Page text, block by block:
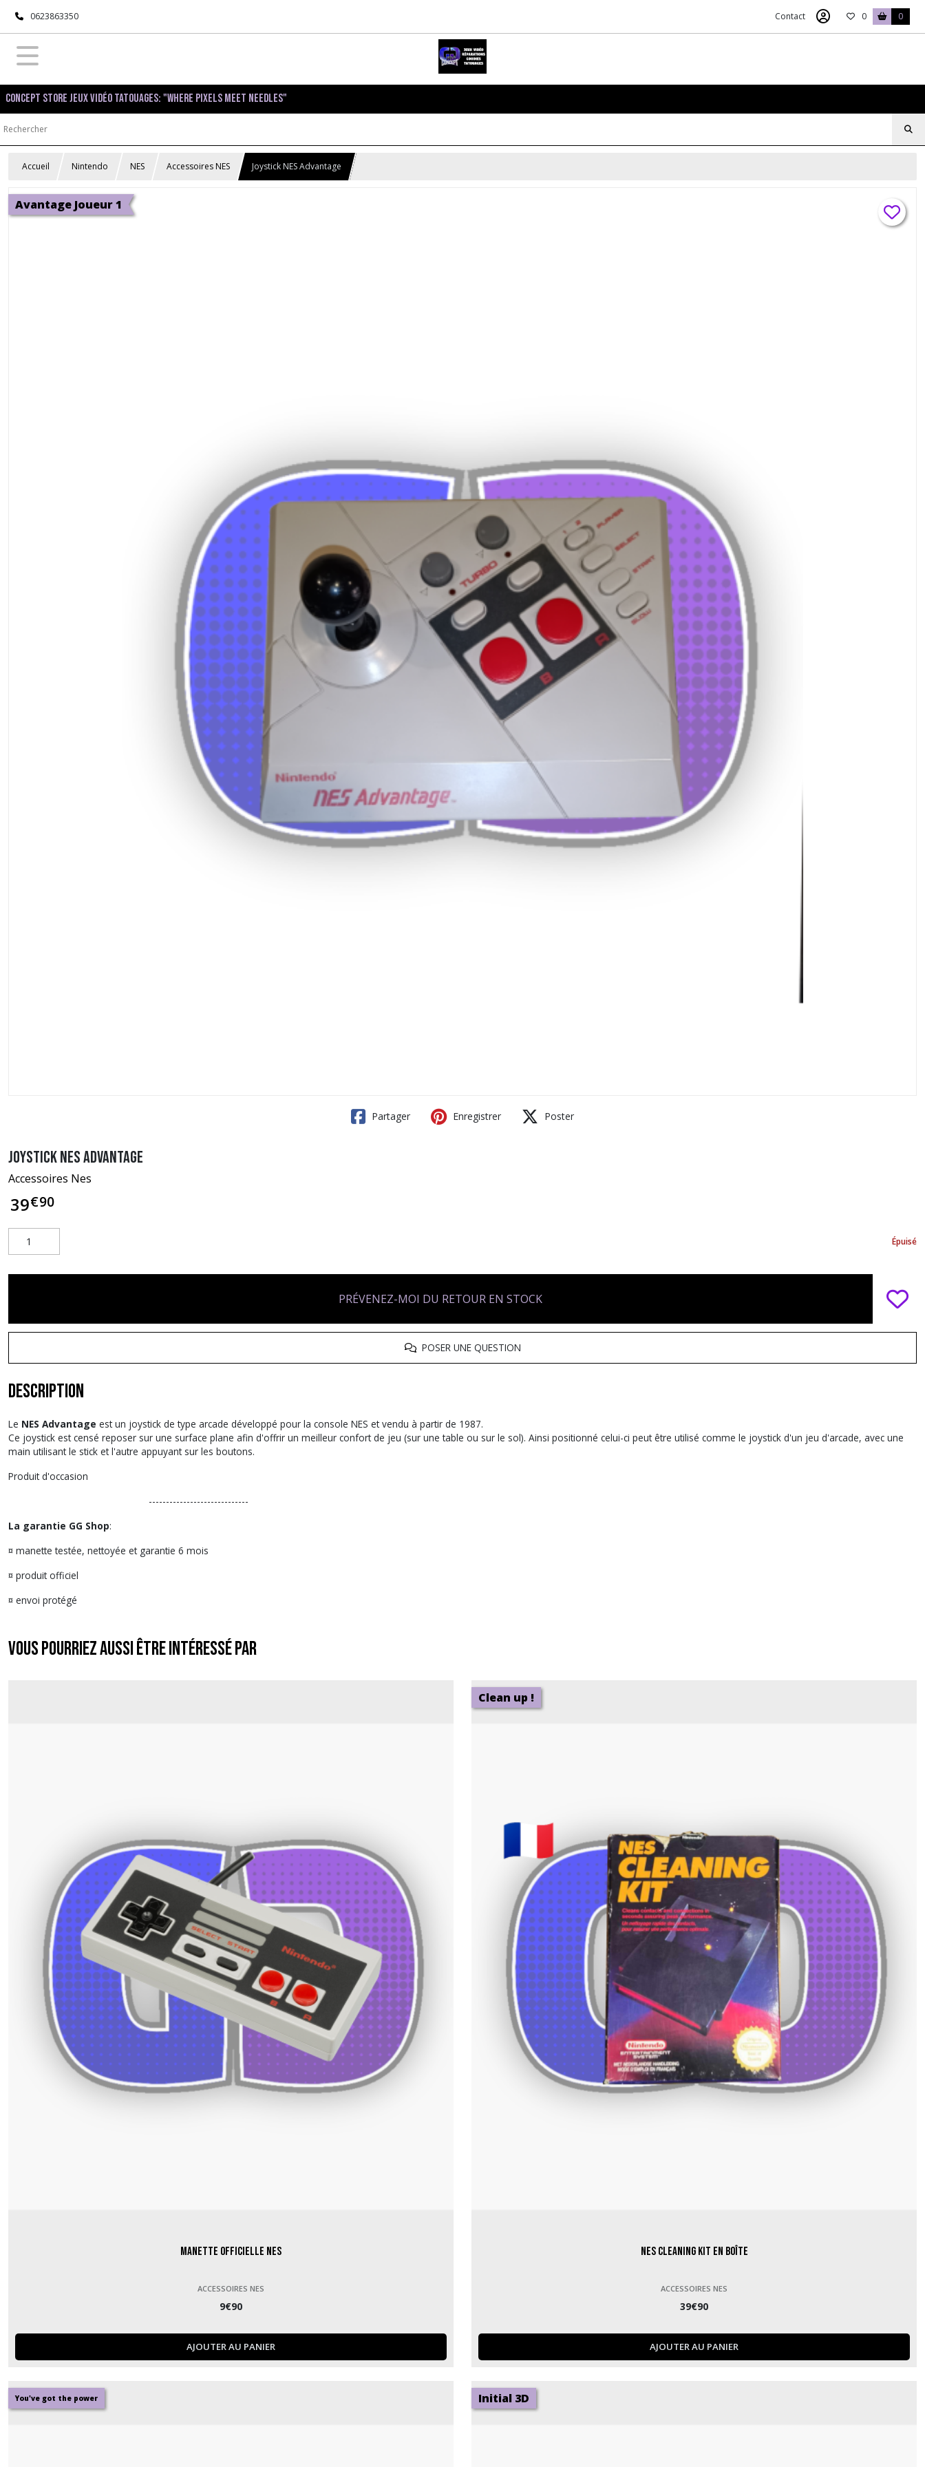
0623863350 Contact 0 0
Concept Store Jeux Vidéo Tatouages: "Where pixels meet needles"
Accueil Nintendo NES Accessoires NES Joystick NES Advantage
Avantage Joueur 1
Partager Enregistrer Poster
Joystick NES Advantage
Accessoires Nes
39€90
Épuisé
PRÉVENEZ-MOI DU RETOUR EN STOCK
POSER UNE QUESTION
Description
Le NES Advantage est un joystick de type arcade développé pour la console NES et vendu à partir de 1987.
Ce joystick est censé reposer sur une surface plane afin d'offrir un meilleur confort de jeu (sur une table ou sur le sol). Ainsi positionné celui-ci peut être utilisé comme le joystick d'un jeu d'arcade, avec une
main utilisant le stick et l'autre appuyant sur les boutons.
Produit d'occasion
-----------------------------
La garantie GG Shop:
¤ manette testée, nettoyée et garantie 6 mois
¤ produit officiel
¤ envoi protégé
Vous pourriez aussi être intéressé par
Manette officielle NES
ACCESSOIRES NES
9€90
AJOUTER AU PANIER
Clean up !
NES Cleaning Kit en boîte
ACCESSOIRES NES
39€90
AJOUTER AU PANIER
You've got the power Initial 3D